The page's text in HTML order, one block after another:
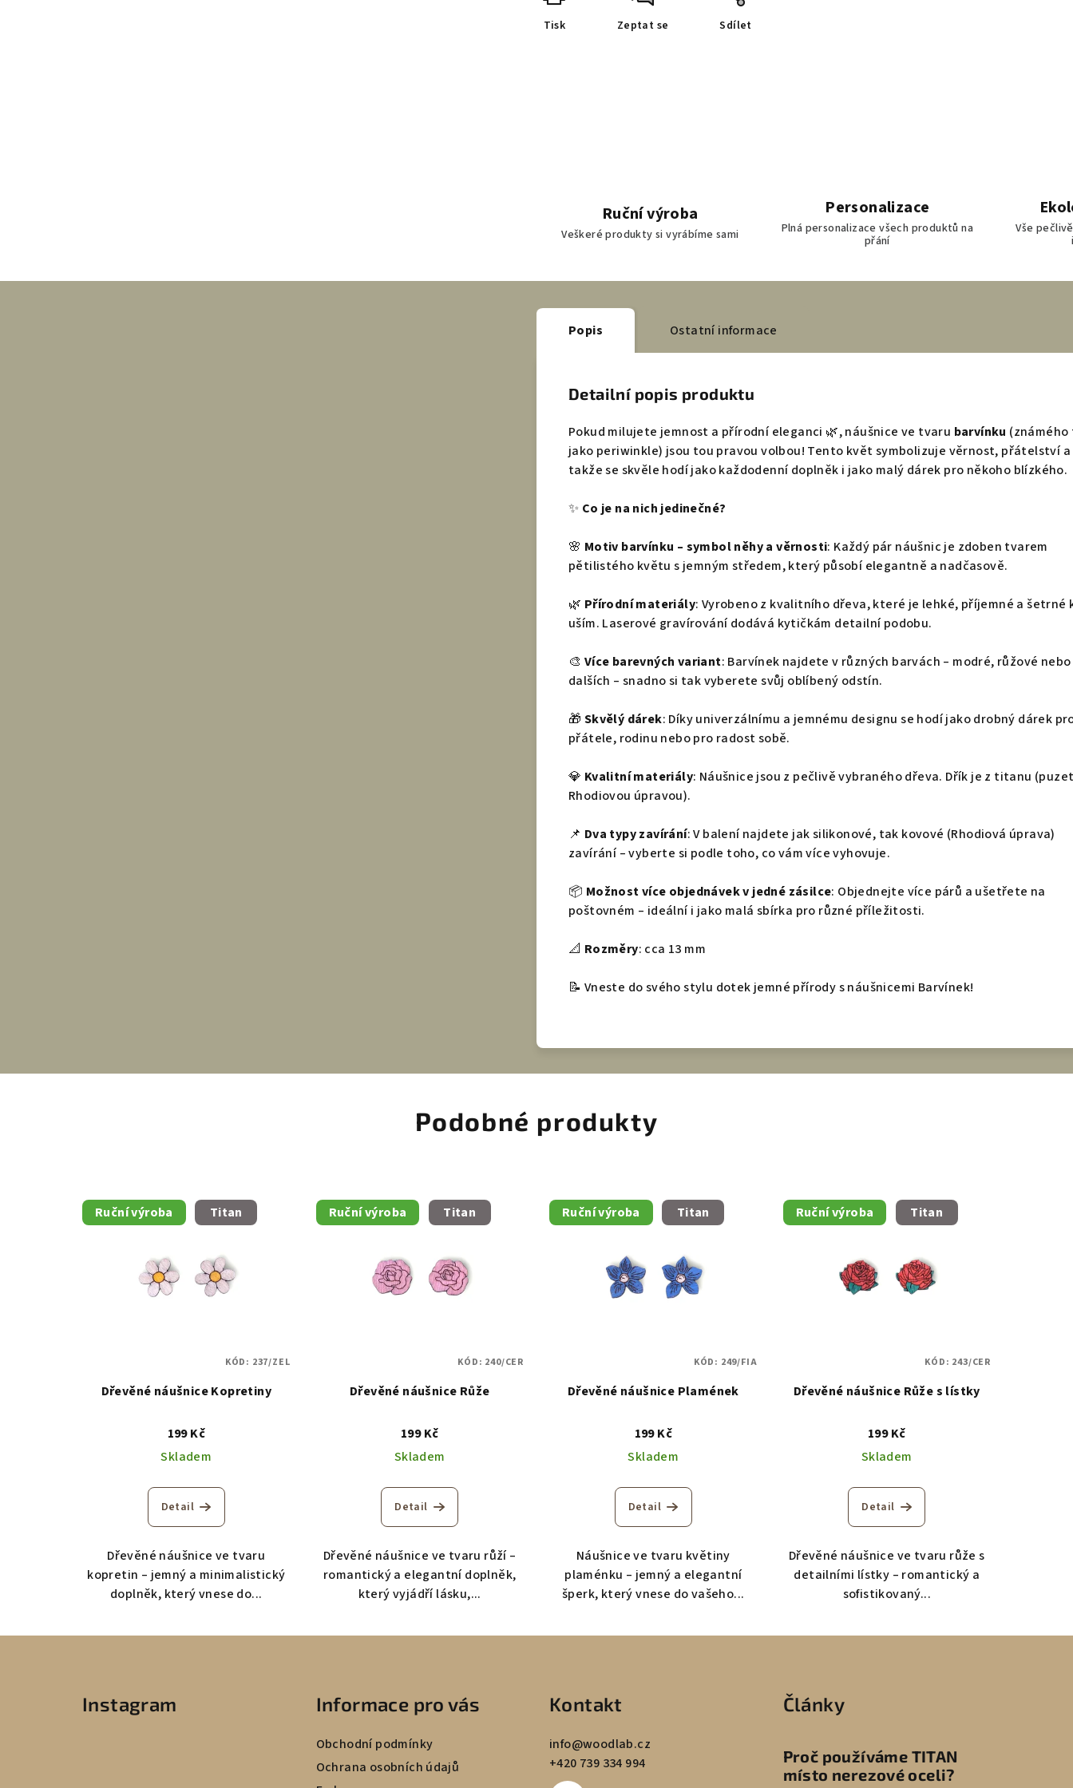
Tisk Zeptat se Sdílet
Ruční výroba
Veškeré produkty si vyrábíme sami
Personalizace
Plná personalizace všech produktů na
přání
Vše
Popis Ostatní informace
Detailní popis produktu
Pokud milujete jemnost a přírodní eleganci 🌿, náušnice ve tvaru barvínku
jako periwinkle) jsou tou pravou volbou! Tento květ symbolizuje věrnost, přátelství
takže se skvěle hodí jako každodenní doplněk i jako malý dárek pro někoho blízkého.
✨ Co je na nich jedinečné?
🌸 Motiv barvínku – symbol něhy a věrnosti: Každý pár náušnic je zdoben tvarem
pětilistého květu s jemným středem, který působí elegantně a nadčasově.
🌿 Přírodní materiály: Vyrobeno z kvalitního dřeva, které je lehké, příjemné a šetrné
uším. Laserové gravírování dodává kytičkám detailní podobu.
🎨 Více barevných variant: Barvínek najdete v různých barvách – modré, růžové
dalších – snadno si tak vyberete svůj oblíbený odstín.
🎁 Skvělý dárek: Díky univerzálnímu a jemnému designu se hodí jako drobný dárek
přátele, rodinu nebo pro radost sobě.
💎 Kvalitní materiály: Náušnice jsou z pečlivě vybraného dřeva. Dřík je z titanu
Rhodiovou úpravou).
📌 Dva typy zavírání: V balení najdete jak silikonové, tak kovové (Rhodiová úprava)
zavírání – vyberte si podle toho, co vám více vyhovuje.
📦 Možnost více objednávek v jedné zásilce: Objednejte více párů a ušetřete na
poštovném – ideální i jako malá sbírka pro různé příležitosti.
📐 Rozměry: cca 13 mm
📝 Vneste do svého stylu dotek jemné přírody s náušnicemi Barvínek!
Podobné produkty
Ruční výroba Titan
Dřevěné náušnice Kopretiny
199 Kč
Skladem
Detail
Dřevěné náušnice ve tvaru
kopretin – jemný a minimalistický
doplněk, který vnese do...
KÓD: 237/ZEL
Ruční výroba Titan
Dřevěné náušnice Růže
199 Kč
Skladem
Detail
Dřevěné náušnice ve tvaru růží –
romantický a elegantní doplněk,
který vyjádří lásku,...
KÓD: 240/CER
Ruční výroba Titan
Dřevěné náušnice Plamének
199 Kč
Skladem
Detail
Náušnice ve tvaru květiny
plaménku – jemný a elegantní
šperk, který vnese do vašeho...
KÓD: 249/FIA
Ruční výroba Titan
Dřevěné náušnice Růže s lístky
199 Kč
Skladem
Detail
Dřevěné náušnice ve tvaru růže s
detailními lístky – romantický a
sofistikovaný...
KÓD: 243/CER
Instagram Informace pro vás
Obchodní podmínky
Ochrana osobních údajů
Kontakt
info@woodlab.cz
+420 739 334 994
Články
Proč používáme TITAN
místo nerezové oceli?